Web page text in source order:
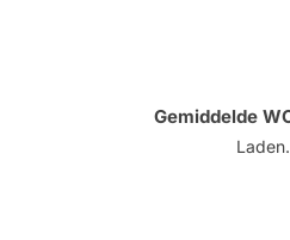
Gemiddelde